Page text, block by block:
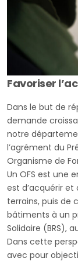
Favoriser
Dans le but de
demande
notre
l’agrément du
Organisme de
Un OFS est une
est d’acquérir
terrains, puis de
bâtiments à un
Solidaire (BRS),
Dans cette
avec pour